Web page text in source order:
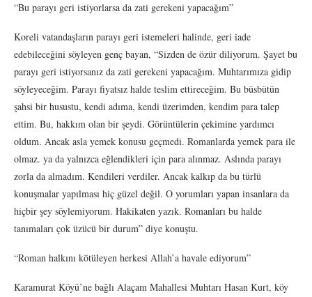
“Bu parayı geri istiyorlarsa da zati gerekeni yapacağım”
Koreli vatandaşların parayı geri istemeleri halinde, geri iade
edebileceğini söyleyen genç bayan, “Sizden de özür diliyorum. Şayet bu
parayı geri istiyorsanız da zati gerekeni yapacağım. Muhtarımıza gidip
söyleyeceğim. Parayı fiyatsız halde teslim ettireceğim. Bu büsbütün
şahsi bir husustu, kendi adıma, kendi üzerimden, kendim para talep
ettim. Bu, hakkım olan bir şeydi. Görüntülerin çekimine yardımcı
oldum. Ancak asla yemek konusu geçmedi. Romanlarda yemek para ile
olmaz. ya da yalnızca eğlendikleri için para alınmaz. Aslında parayı
zorla da almadım. Kendileri verdiler. Ancak kalkıp da bu türlü
konuşmalar yapılması hiç güzel değil. O yorumları yapan insanlara da
hiçbir şey söylemiyorum. Hakikaten yazık. Romanları bu halde
tanımaları çok üzücü bir durum” diye konuştu.
“Roman halkını kötüleyen herkesi Allah’a havale ediyorum”
Karamurat Köyü’ne bağlı Alaçam Mahallesi Muhtarı Hasan Kurt, köy